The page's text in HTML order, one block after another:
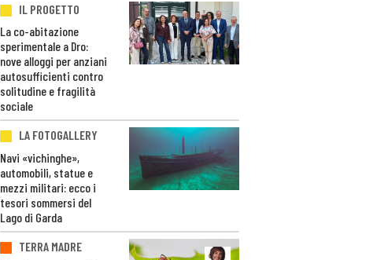
IL PROGETTO
La co-abitazione
sperimentale a Dro:
nove alloggi per anziani
autosufficienti contro
solitudine e fragilità
sociale
LA FOTOGALLERY
Navi «vichinghe»,
automobili, statue e
mezzi militari: ecco i
tesori sommersi del
Lago di Garda
TERRA MADRE